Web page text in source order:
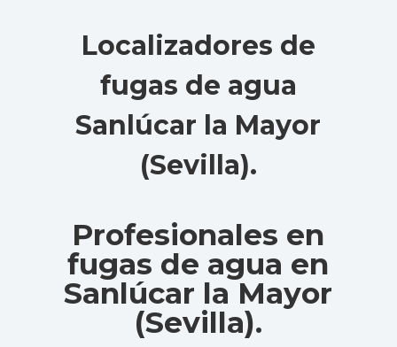
Localizadores de
fugas de agua
Sanlúcar la Mayor
(Sevilla).
Profesionales en
fugas de agua en
Sanlúcar la Mayor
(Sevilla).